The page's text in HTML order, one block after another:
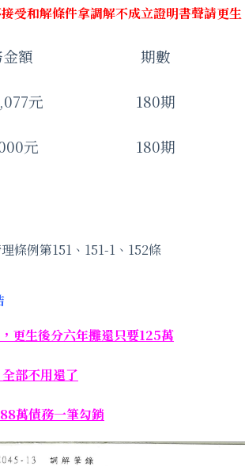
受和解條件拿調解不成立證明書聲請更
額 期數
元 180期
元 180期
條例第151、151-1、152條
更生後分六年攤還只要125萬
部不用還了
萬債務一筆勾銷